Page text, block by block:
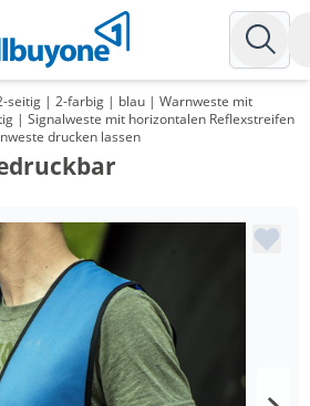
seitig | 2-farbig | blau | Warnweste mit
| Signalweste mit horizontalen Reflexstreifen
drucken lassen